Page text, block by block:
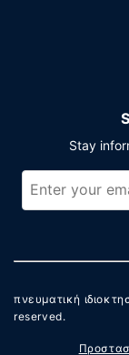
Stay
πνευματική
reserved.